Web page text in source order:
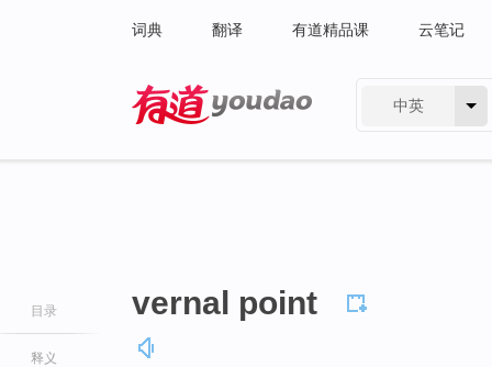
词典 翻译 有道精品课 云笔记
中英
目录
释义
vernal point